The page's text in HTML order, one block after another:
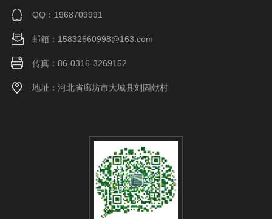
QQ：1968709991
邮箱：15832660998@163.com
传真：86-0316-3269152
地址：河北省廊坊市大城县刘固献村